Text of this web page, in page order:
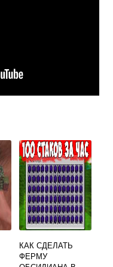
КАК СДЕЛАТЬ
ФЕРМУ